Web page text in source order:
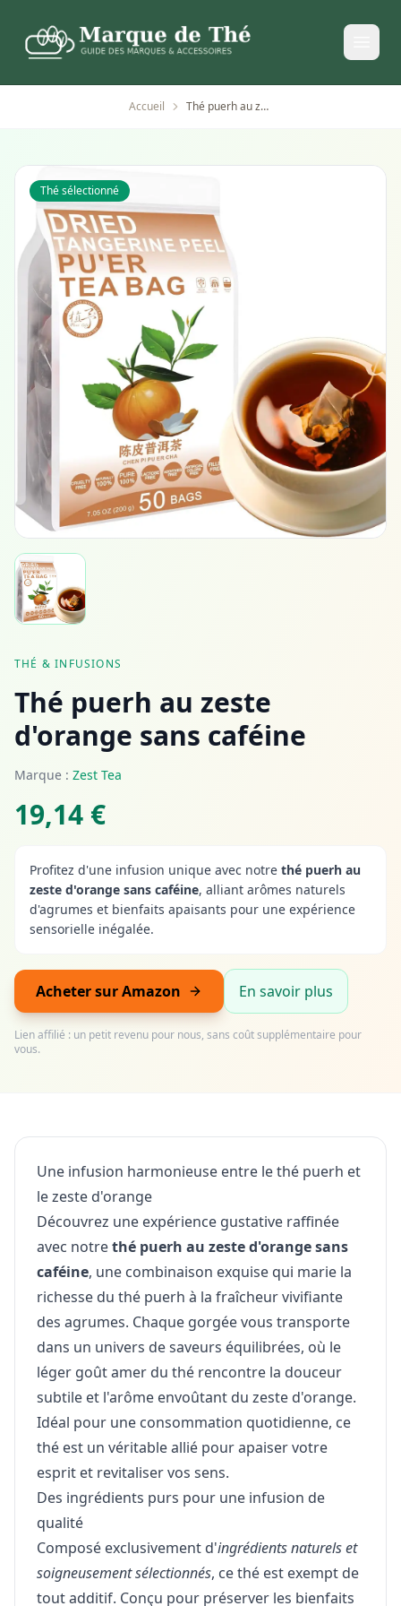
Accueil Thé puerh au zeste d'orange sans caféine
Thé sélectionné
THÉ & INFUSIONS
Thé puerh au zeste
d'orange sans caféine
Marque : Zest Tea
19,14 €
Profitez d'une infusion unique avec notre thé puerh au
zeste d'orange sans caféine, alliant arômes naturels
d'agrumes et bienfaits apaisants pour une expérience
sensorielle inégalée.
Acheter sur Amazon En savoir plus
Lien affilié : un petit revenu pour nous, sans coût supplémentaire pour
vous.
Une infusion harmonieuse entre le thé puerh et
le zeste d'orange
Découvrez une expérience gustative raffinée
avec notrethé puerh au zeste d'orange sans
caféine, une combinaison exquise qui marie la
richesse du thé puerh à la fraîcheur vivifiante
des agrumes. Chaque gorgée vous transporte
dans un univers de saveurs équilibrées, où le
léger goût amer du thé rencontre la douceur
subtile et l'arôme envoûtant du zeste d'orange.
Idéal pour une consommation quotidienne, ce
thé est un véritable allié pour apaiser votre
esprit et revitaliser vos sens.
Des ingrédients purs pour une infusion de
qualité
Composé exclusivement d'ingrédients naturels et
soigneusement sélectionnés, ce thé est exempt de
tout additif. Conçu pour préserver les bienfaits